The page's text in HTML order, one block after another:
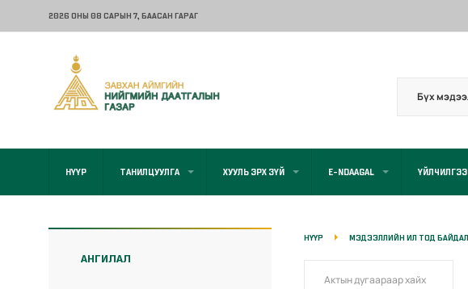
2026 ОНЫ 08 САРЫН 7, БААСАН ГАРАГ
НҮҮР ТАНИЛЦУУЛГА ХУУЛЬ ЭРХ ЗҮЙ E-NDAAGAL
АНГИЛАЛ
НҮҮР МЭДЭЭЛЛИЙН ИЛ ТОД БАЙДАЛ